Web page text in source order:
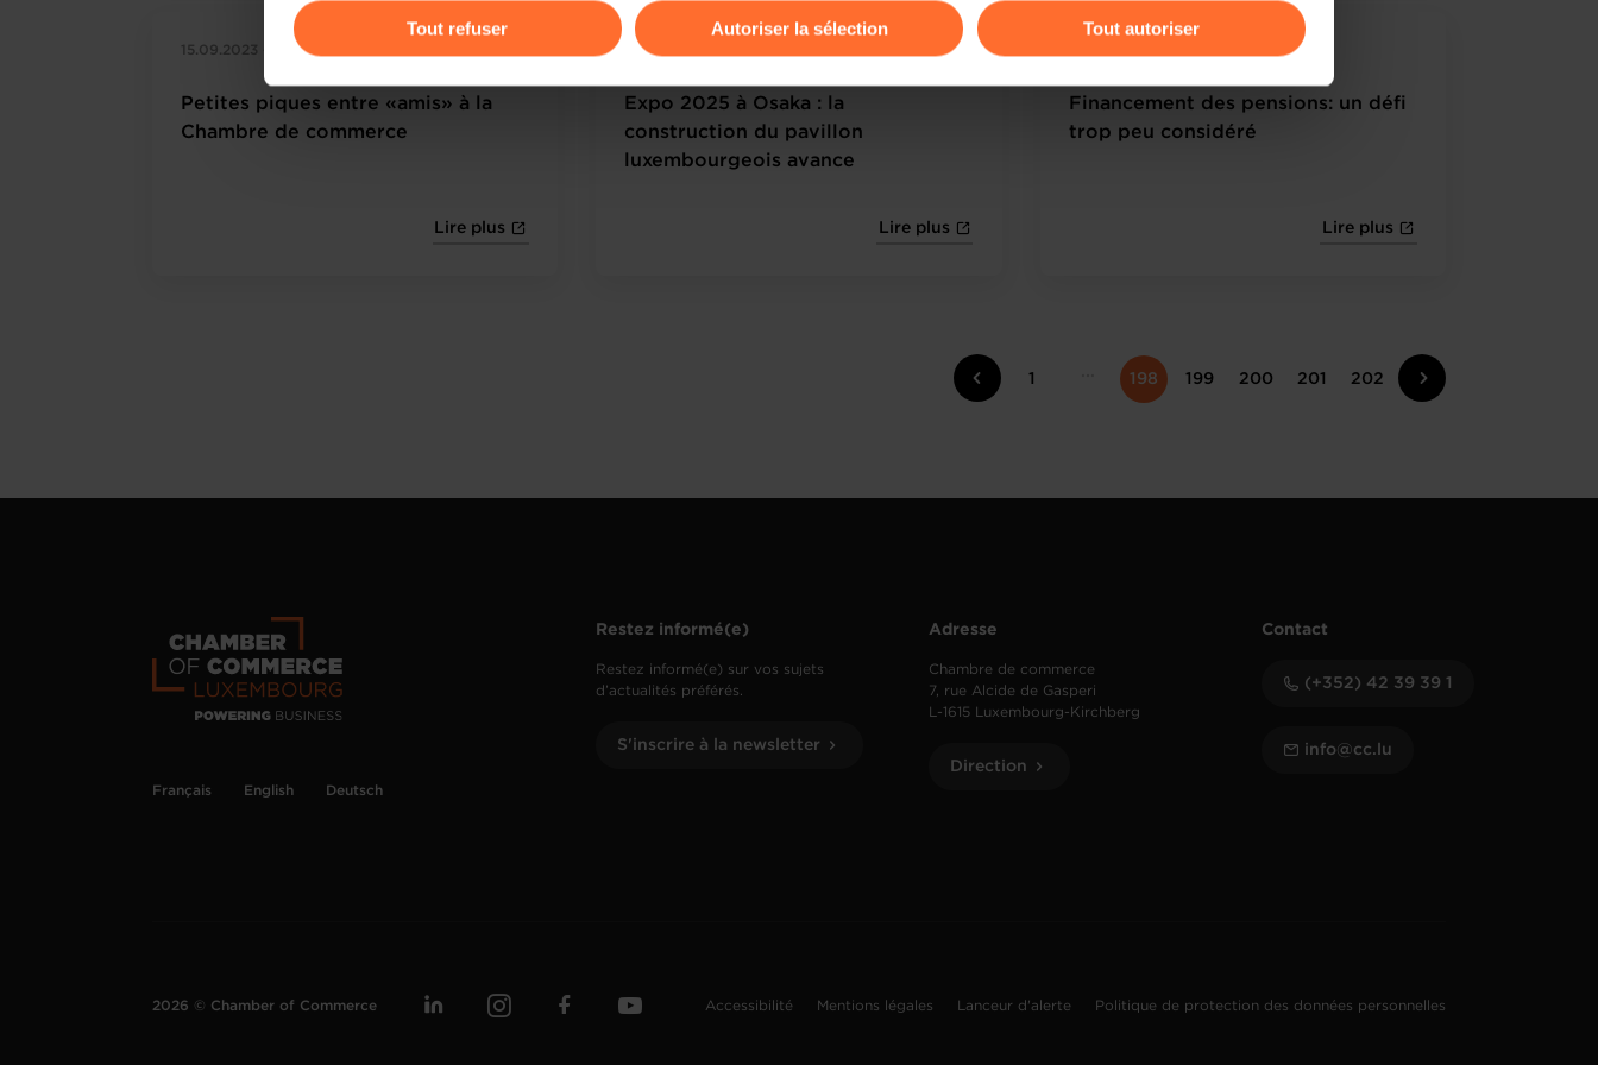
gauche de chaque page.
personnelles, vous pouvez consulter notreCharte d’usage des cookies
Politique de protection des données
personnelles.
Tout refuser Autoriser la sélection Tout autoriser
15.09.2023 - Paperjam.lu
Petites piques entre «amis» à la
Chambre de commerce
Lire plus
15.09.2023 - Le Quotidien
Expo 2025 à Osaka : la
construction du pavillon
luxembourgeois avance
Lire plus
14.09.2023 - PaperJam Newsletter
Financement des pensions: un défi
trop peu considéré
Lire plus
1 198 199 200 201 202
Français English Deutsch
Restez informé(e)
Restez informé(e) sur vos sujets
d’actualités préférés.
S'inscrire à la newsletter
Adresse
Chambre de commerce
7, rue Alcide de Gasperi
L-1615 Luxembourg-Kirchberg
Direction
Contact
(+352) 42 39 39 1
info@cc.lu
2026 © Chamber of Commerce Accessibilité Mentions légales Lanceur d'alerte Politique de protection des données personnelles